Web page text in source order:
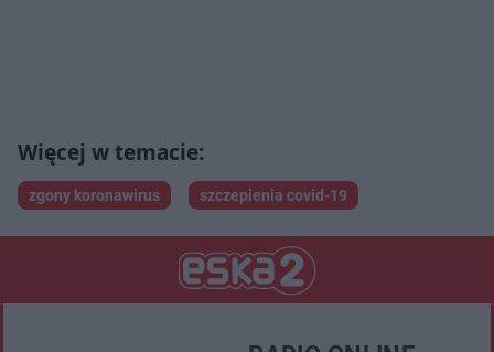
zgony koronawirus szczepienia covid-19